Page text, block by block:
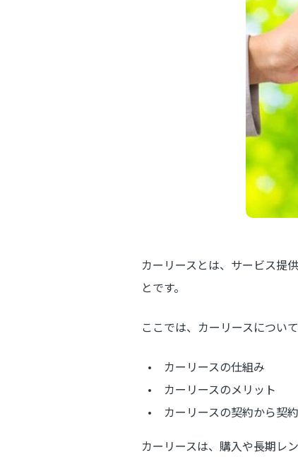
カーリースとは、サービス提
とです。
ここでは、カーリースについ
カーリースの仕組み
カーリースのメリット
カーリースの契約から契
カーリースは、購入や長期レ